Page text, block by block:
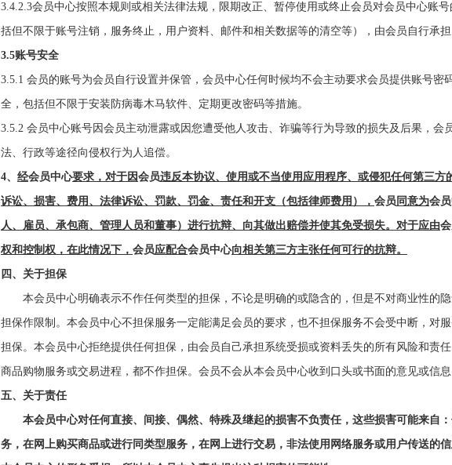
3.4.2.3会员中心按照本规则或相关法律法规，限期改正、暂停使用或终止会员对会员中心账
括但不限于账号注销，服务终止，用户资料、邮件和相关数据等的清空等），由会员 自行承担
3.5账号安全
3.5.1 会员的账号为会员 自行设置并保管，会员中心任何时候均不会主动要求会员提供账号密
全，包括但不限于安装防病毒木马软件、定期更改密码等措施。
3.5.2 会员中心账号因会员主动泄露或因您遭受他人攻击、诈骗等行为导致的损失及后果，会
法、行政等途径向侵权行为人追偿。
4、 经会员中心要求，对于因会员违反本协议、使用或不当使用应用程序、或侵犯任何第三方
诉讼、损害、费用、法律诉讼、罚款、罚金、责任和开支（包括律师费用）， 会员 同意为会
人、雇员、承包商、管理人员和董事）进行抗辩、向其做出赔偿并使其免受损失。对于应由
权和控制权，在此情况下， 会员应配合会员中心向相关第三方主张任何可行的抗辩。
四、 关于担保
本会员中心明确表示不作任何类型的担保，不论是明确的或隐含的，但是不对商业性的
担保作限制。本会员中心不担保服务一定能满足会员的要求，也不担保服务不会受中断，对
担保。本会员中心拒绝提供任何担保，由会员自己承担系统受损或资料丢失的所有风险和责
商品购物服务或交易进程，都不作担保。会员不会从本会员中心收到口头或书面的意见或信
五、 关于责任
本会员中心对任何直接、间接、偶然、特殊及继起的损害不负责任，这些损害可能来自
务，在网上购买商品或进行同类型服务，在网上进行交易，非法使用网络服务或用户传送的